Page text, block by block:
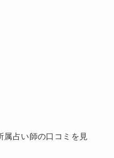
属占い師の口コミを見